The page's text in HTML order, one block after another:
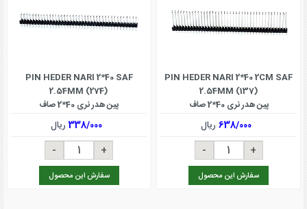
PIN HEDER NARI 2*40 2CM SAF
2.54MM (137)
پین هدر نری 40*2 صاف
638/000 ریال
سفارش این محصول
PIN HEDER NARI 2*40 SAF
2.54MM (274)
پین هدر نری 40*2 صاف
338/000ریال
سفارش این محصول